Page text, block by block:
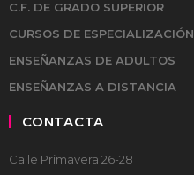
C.F. DE GRADO SUPERIOR
CURSOS DE ESPECIALIZACIÓN
ENSEÑANZAS DE ADULTOS
ENSEÑANZAS A DISTANCIA
CONTACTA
Calle Primavera 26-28